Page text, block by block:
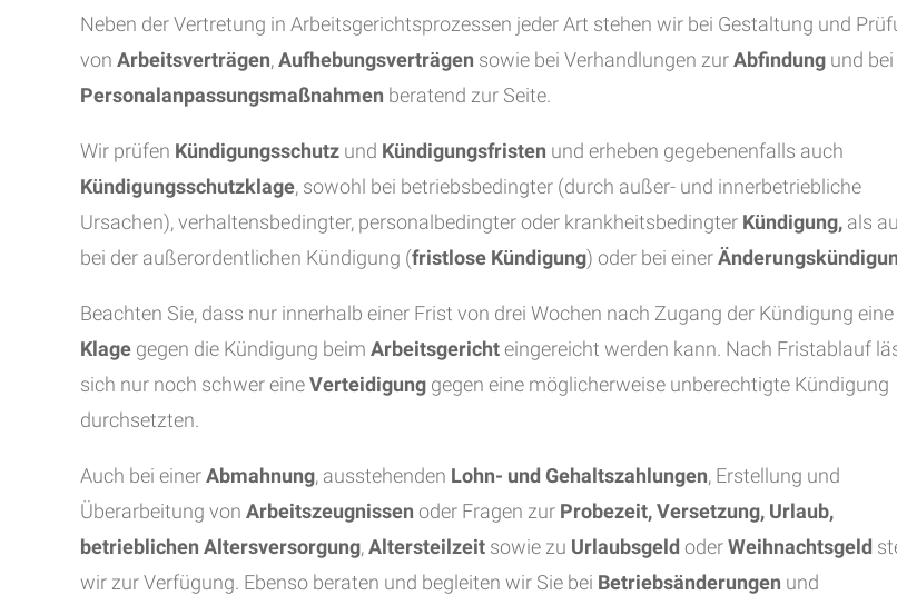
Neben der Vertretung in Arbeitsgerichtsprozessen jeder Art stehen wir bei Gestaltung und
von Arbeitsverträgen,Aufhebungsverträgen sowie bei Verhandlungen zurAbfindung und bei
Personalanpassungsmaßnahmen beratend zur Seite.
Wir prüfen Kündigungsschutz und Kündigungsfristen und erheben gegebenenfalls auch
Kündigungsschutzklage, sowohl bei betriebsbedingter (durch außer- und innerbetriebliche
Ursachen), verhaltensbedingter, personalbedingter oder krankheitsbedingter Kündigung, als
bei der außerordentlichen Kündigung (fristlose Kündigung) oder bei einer
Beachten Sie, dass nur innerhalb einer Frist von drei Wochen nach Zugang der Kündigung eine
Klage gegen die Kündigung beim Arbeitsgerichteingereicht werden kann. Nach Fristablauf
sich nur noch schwer eineVerteidigung gegen eine möglicherweise unberechtigte Kündigung
durchsetzten.
Auch bei einerAbmahnung, ausstehenden Lohn- und Gehaltszahlungen, Erstellung und
Überarbeitung von Arbeitszeugnissen oder Fragen zur Probezeit, Versetzung, Urlaub,
betrieblichen Altersversorgung,Altersteilzeit sowie zu Urlaubsgeld oderWeihnachtsgeld
wir zur Verfügung. Ebenso beraten und begleiten wir Sie bei Betriebsänderungen und